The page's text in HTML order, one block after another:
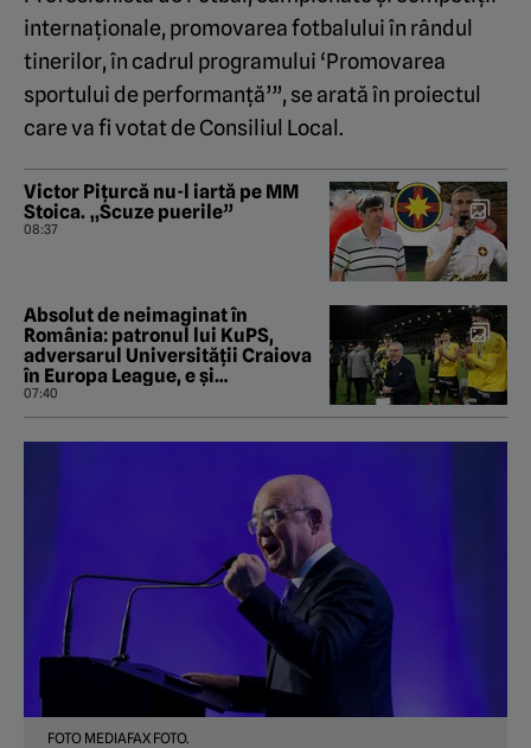
internaţionale, promovarea fotbalului în rândul
tinerilor, în cadrul programului ‘Promovarea
sportului de performanţă’”, se arată în proiectul
care va fi votat de Consiliul Local.
Victor Pițurcă nu-l iartă pe MM
Stoica. „Scuze puerile”
08:37
Absolut de neimaginat în
România: patronul lui KuPS,
adversarul Universității Craiova
în Europa League, e și
președintele Federației de Fotbal
din Finlanda!
07:40
FOTO MEDIAFAX FOTO.